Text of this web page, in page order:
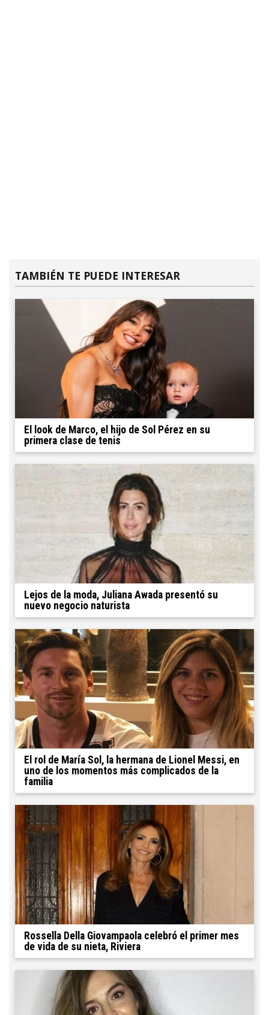
TAMBIÉN TE PUEDE INTERESAR
El look de Marco, el hijo de Sol Pérez en su
primera clase de tenis
Lejos de la moda, Juliana Awada presentó su
nuevo negocio naturista
El rol de María Sol, la hermana de Lionel Messi, en
uno de los momentos más complicados de la
familia
Rossella Della Giovampaola celebró el primer mes
de vida de su nieta, Riviera